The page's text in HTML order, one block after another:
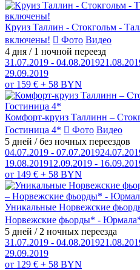
Круиз Таллин - Стокгольм -
включены!
Фото Видео
4 дня / 1 ночной переезд
31.07.2019 - 04.08.2019
29.09.2019
от 159 € + 58 BYN
Комфорт-круиз Таллинн –
Гостиница 4*
Фото Видео
5 дней / без ночных переездов
04.07.2019 - 07.07.2019
19.08.201912.09.2019 -
от 149 € + 58 BYN
Уникальные Норвежские
Норвежские фьорды* -
5 дней / 2 ночных переезда
31.07.2019 - 04.08.2019
29.09.2019
от 129 € + 58 BYN